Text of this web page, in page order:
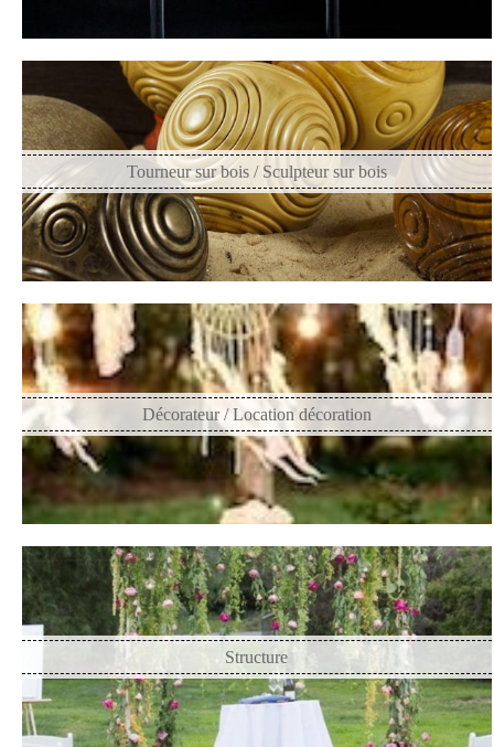
Tourneur sur bois / Sculpteur sur bois
Décorateur / Location décoration
Structure